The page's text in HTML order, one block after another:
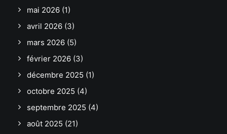
mai 2026 (1)
avril 2026 (3)
mars 2026 (5)
février 2026 (3)
décembre 2025 (1)
octobre 2025 (4)
septembre 2025 (4)
août 2025 (21)